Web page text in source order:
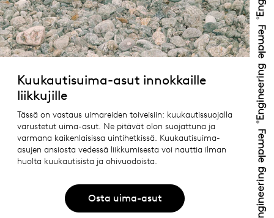
Kuukautisuima-asut innokkaille
liikkujille
Tässä on vastaus uimareiden toiveisiin: kuukautissuojalla
varustetut uima-asut. Ne pitävät olon suojattuna ja
varmana kaikenlaisissa uintihetkissä. Kuukautisuima-
asujen ansiosta vedessä liikkumisesta voi nauttia ilman
huolta kuukautisista ja ohivuodoista.
Osta uima-asut